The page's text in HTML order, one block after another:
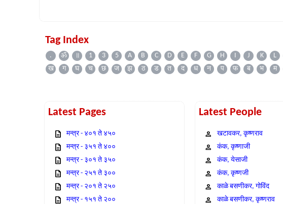
Tag Index
. ॐ ॥ 1 3 5 A B C D E F G H I J K L
ख
ग घ च छ ज झ ठ ड त द ध न प फ ब भ म
Latest Pages
मन्त्र - ४०१ ते ४५०
मन्त्र - ३५१ ते ४००
मन्त्र - ३०१ ते ३५०
मन्त्र - २५१ ते ३००
मन्त्र - २०१ ते २५०
मन्त्र - १५१ ते २००
Latest People
खटावकर, कृष्णराव
कंक, कृष्णाजी
कंक, येसाजी
कंक, कृष्णजी
काळे बसणीकर, गोविंद
काळे बसणीकर, कृष्णराव